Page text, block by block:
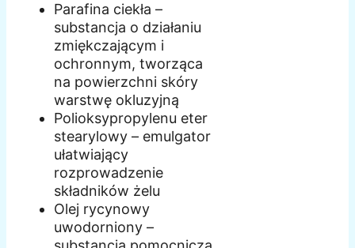
Parafina ciekła –
substancja o działaniu
zmiękczającym i
ochronnym, tworząca
na powierzchni skóry
warstwę okluzyjną
Polioksypropylenu eter
stearylowy – emulgator
ułatwiający
rozprowadzenie
składników żelu
Olej rycynowy
uwodorniony –